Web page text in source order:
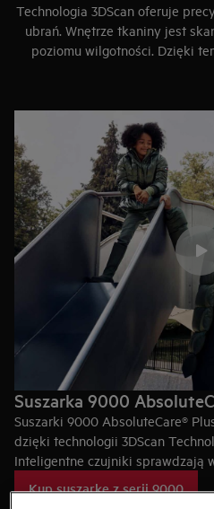
Technologia 3DScan oferuje
ubrań. Wnętrze tkaniny jest
poziomu wilgotności. Dzięki
Suszarka 9000
Suszarki 9000 AbsoluteCare®
dzięki technologii 3DScan
Inteligentne czujniki sprawdzają
ubrań.
Kup suszarkę z serii 9000